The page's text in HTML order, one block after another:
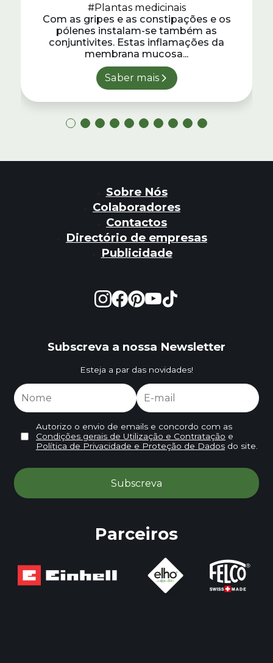
#Plantas medicinais
Com as gripes e as constipações e os
pólenes instalam-se também as
conjuntivites. Estas inflamações da
membrana mucosa...
Saber mais
Sobre Nós
Colaboradores
Contactos
Directório de empresas
Publicidade
Subscreva a nossa Newsletter
Esteja a par das novidades!
Autorizo o envio de emails e concordo com as
Condições gerais de Utilização e Contratação e
Política de Privacidade e Proteção de Dadosdo site.
Parceiros